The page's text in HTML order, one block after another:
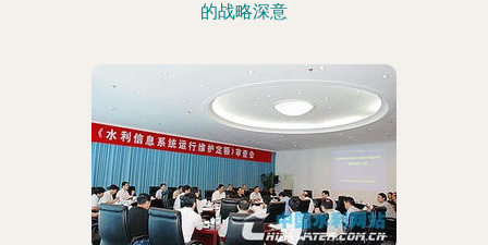
的战略深意